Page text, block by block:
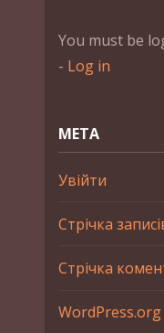
You must be
- Log in
МЕТА
Увійти
Стрічка
Стрічка
WordPress.org